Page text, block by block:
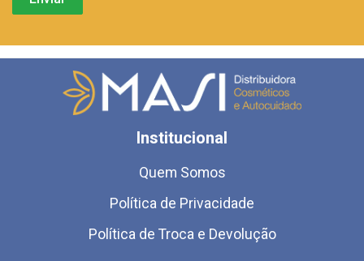
Institucional
Quem Somos
Política de Privacidade
Política de Troca e Devolução